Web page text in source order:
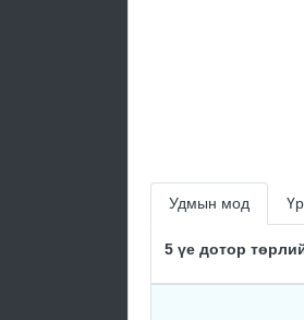
Удмын мод
5 үе дотор